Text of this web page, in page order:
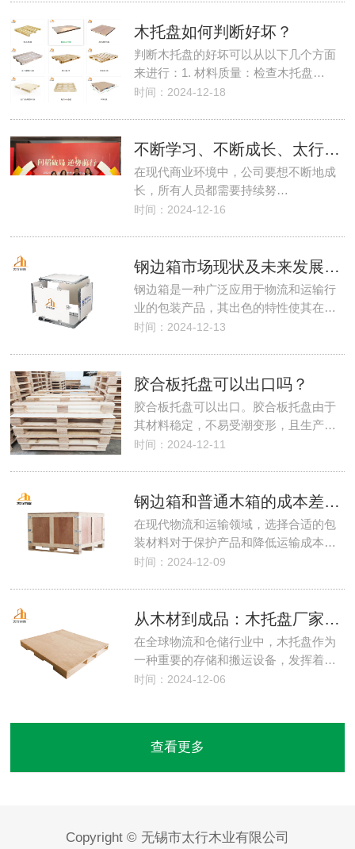
木托盘如何判断好坏？
判断木托盘的好坏可以从以下几个方面
来进行：1. 材料质量：检查木托盘…
时间：2024-12-18
不断学习、不断成长、太行人在前行
在现代商业环境中，公司要想不断地成
长，所有人员都需要持续努…
时间：2024-12-16
钢边箱市场现状及未来发展趋势
钢边箱是一种广泛应用于物流和运输行
业的包装产品，其出色的特性使其在…
时间：2024-12-13
胶合板托盘可以出口吗？
胶合板托盘可以出口。胶合板托盘由于
其材料稳定，不易受潮变形，且生产…
时间：2024-12-11
钢边箱和普通木箱的成本差异在哪？
在现代物流和运输领域，选择合适的包
装材料对于保护产品和降低运输成本…
时间：2024-12-09
从木材到成品：木托盘厂家的生产之路
在全球物流和仓储行业中，木托盘作为
一种重要的存储和搬运设备，发挥着…
时间：2024-12-06
查看更多
Copyright © 无锡市太行木业有限公司